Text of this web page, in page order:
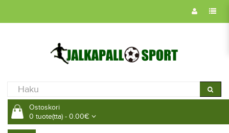
Ostoskori
0 tuote(tta) - 0.00€